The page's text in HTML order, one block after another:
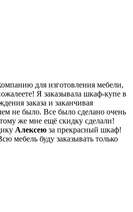
для изготовления мебели,
Я заказывала шкаф-купе в
заказа и заканчивая
не было. Все было сделано очень
же мне ещё скидку сделали!
Алексею за прекрасный шкаф!
мебель буду заказывать только